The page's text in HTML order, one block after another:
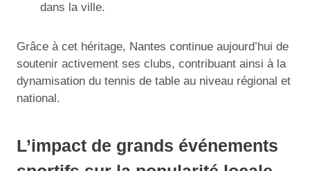
dans la ville.
Grâce à cet héritage, Nantes continue aujourd’hui de
soutenir activement ses clubs, contribuant ainsi à la
dynamisation du tennis de table au niveau régional et
national.
L’impact de grands événements